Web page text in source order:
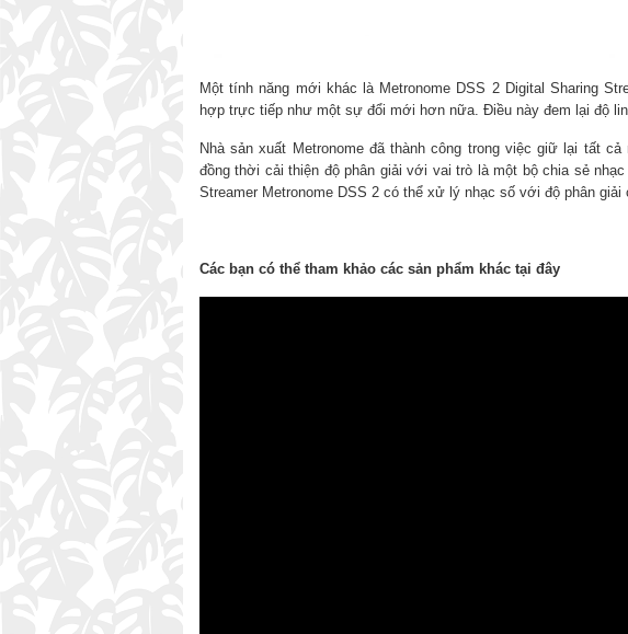
Một tính năng mới khác là Metronome DSS 2 Digital Sharing
hợp trực tiếp như một sự đổi mới hơn nữa. Điều này đem lại độ
Nhà sản xuất Metronome đã thành công trong việc giữ lại tất
đồng thời cải thiện độ phân giải với vai trò là một bộ chia sẻ
Streamer Metronome DSS 2 có thể xử lý nhạc số với độ phân
Các bạn có thể tham khảo các sản phẩm khác tại đây